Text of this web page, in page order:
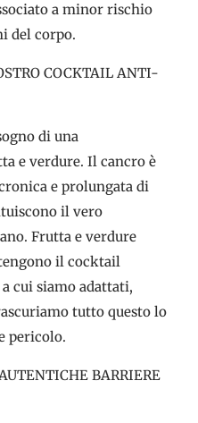
a minor rischio
del corpo.
COCKTAIL ANTI-
di una
e verdure. Il cancro è
e prolungata di
il vero
Frutta e verdure
il cocktail
cui siamo adattati,
tutto questo lo
pericolo.
BARRIERE